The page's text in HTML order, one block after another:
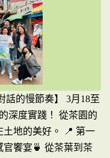
話的慢節奏】 3月18至
深度實踐！ 從茶園的
地的美好。 📍 第一
饗宴🍵 從茶葉到茶